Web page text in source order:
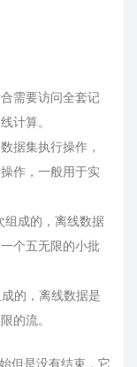
需要访问全套记
计算。
据集执行操作，
作，一般用于实
组成的，离线数据
个五无限的小批
的，离线数据是
的流。
但是没有结束，它